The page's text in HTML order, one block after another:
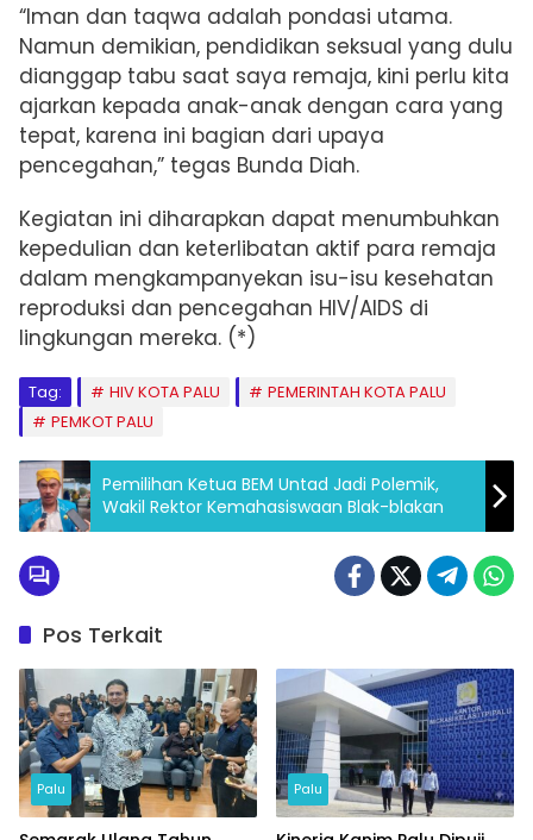
“Iman dan taqwa adalah pondasi utama.
Namun demikian, pendidikan seksual yang dulu
dianggap tabu saat saya remaja, kini perlu kita
ajarkan kepada anak-anak dengan cara yang
tepat, karena ini bagian dari upaya
pencegahan,” tegas Bunda Diah.
Kegiatan ini diharapkan dapat menumbuhkan
kepedulian dan keterlibatan aktif para remaja
dalam mengkampanyekan isu-isu kesehatan
reproduksi dan pencegahan HIV/AIDS di
lingkungan mereka. (*)
Tag: HIV KOTA PALU
PEMERINTAH KOTA PALU
PEMKOT PALU
Pemilihan Ketua BEM Untad Jadi Polemik,
Wakil Rektor Kemahasiswaan Blak-blakan
Pos Terkait
Palu Palu